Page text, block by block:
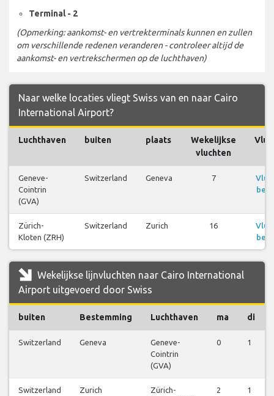
Terminal - 2
(Opmerking: aankomst- en vertrekterminals kunnen en zullen
om verschillende redenen veranderen - controleer altijd de
aankomst- en vertrekschermen op de luchthaven)
Naar welke locaties vliegt Swiss van en naar Cairo
International Airport?
Luchthaven buiten plaats
Wekelijkse
vluchten
Geneve-
Cointrin
(GVA)
Switzerland Geneva 7
Zürich-
Kloten (ZRH)
Switzerland Zurich 16
Wekelijkse lijnvluchten naar Cairo International
Airport uitgevoerd door Swiss
buiten Bestemming Luchthaven ma di
Switzerland Geneva
Geneve-
Cointrin
(GVA)
0 1
Switzerland Zurich
Zürich-
2 1